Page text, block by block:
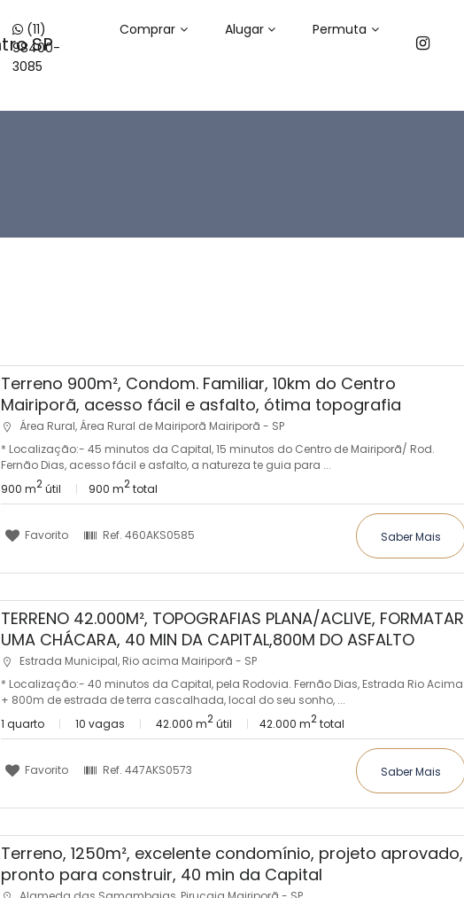
(11)
98400-
3085
Comprar Alugar
Permuta
Terreno 900m², Condom. Familiar, 10km do Centro
Mairiporã, acesso fácil e asfalto, ótima topografia
Área Rural, Área Rural de Mairiporã Mairiporã - SP
* Localização:- 45 minutos da Capital, 15 minutos do Centro de Mairiporã/ Rod.
Fernão Dias, acesso fácil e asfalto, a natureza te guia para ...
900 m2útil 900 m2total
Favorito Ref. 460AKS0585 Saber Mais
TERRENO 42.000M², TOPOGRAFIAS PLANA/ACLIVE, FORMATAR
UMA CHÁCARA, 40 MIN DA CAPITAL,800M DO ASFALTO
Estrada Municipal, Rio acima Mairiporã - SP
* Localização:- 40 minutos da Capital, pela Rodovia. Fernão Dias, Estrada Rio Acima
+ 800m de estrada de terra cascalhada, local do seu sonho, ...
1 quarto
10 vagas 42.000 m2útil 42.000 m2total
Favorito Ref. 447AKS0573 Saber Mais
Terreno, 1250m², excelente condomínio, projeto aprovado,
pronto para construir, 40 min da Capital